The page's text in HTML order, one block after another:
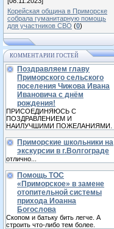
Корейская община в Приморске
собрала гуманитарную помощь
для участников СВО (0)
КОММЕНТАРИИ ГОСТЕЙ
Поздравляем главу
Приморского сельского
поселения Чижова Ивана
Ивановича с днём
рождения!
ПРИСОЕДИНЯЮСЬ С
ПОЗДРАВЛЕНИЕМ И
НАИЛУЧШИМИ ПОЖЕЛАНИЯМИ.
Приморские школьники на
экскурсии в г.Волгограде
отлично...
Помощь ТОС
«Приморское» в замене
отопительной системы
прихода Иоанна
Богослова
Скопом и батьку бить легче. А
строить что-либо тем более.